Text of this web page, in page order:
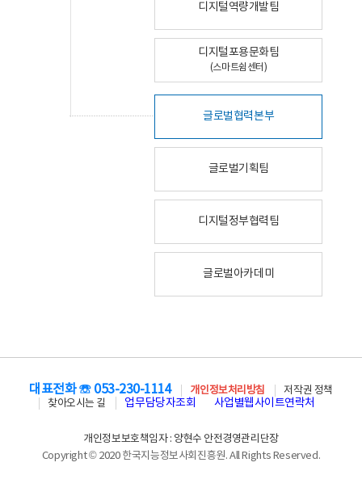
디지털역량개발팀
디지털포용문화팀
(스마트쉼센터)
글로벌협력본부
글로벌기획팀
디지털정부협력팀
글로벌아카데미
대표전화 ☏ 053-230-1114 개인정보처리방침
저작권 정책
찾아오시는 길
업무담당자조회 사업별웹사이트연락처
개인정보보호책임자 : 양현수 안전경영관리단장
Copyright © 2020 한국지능정보사회진흥원. All Rights Reserved.